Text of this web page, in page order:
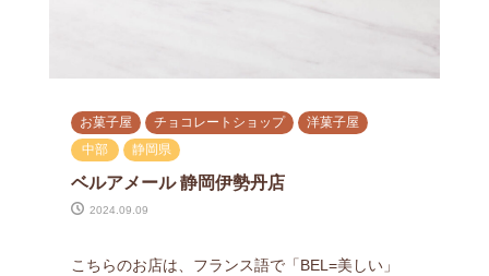
お菓子屋 チョコレートショップ
洋菓子屋
中部
静岡県
ベルアメール 静岡伊勢丹店
2024.09.09
こちらのお店は、フランス語で「BEL=美しい」